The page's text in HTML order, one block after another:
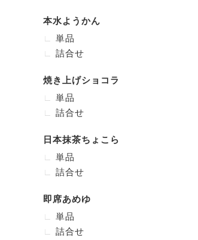
本水ようかん
単品
詰合せ
焼き上げショコラ
単品
詰合せ
日本抹茶ちょこら
単品
詰合せ
即席あめゆ
単品
詰合せ